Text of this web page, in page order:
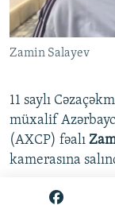
Zamin Salayev
11 saylı
müxalif
(AXCP) fəalı
kamerasına